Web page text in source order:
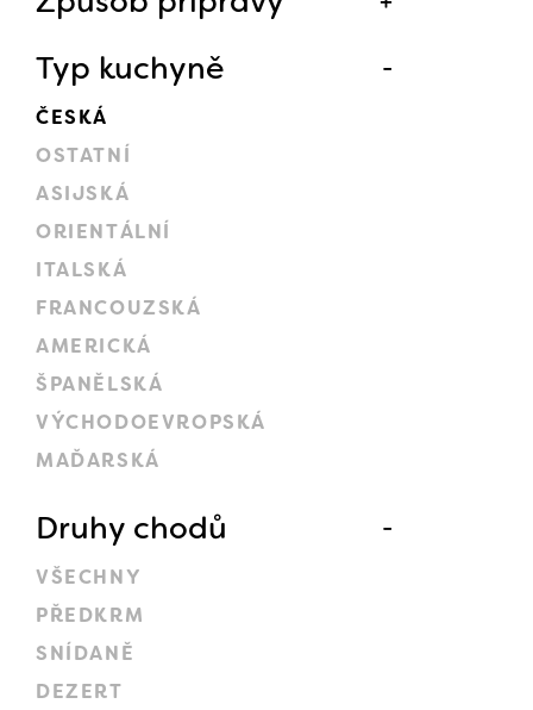
Typ kuchyně
ČESKÁ
OSTATNÍ
ASIJSKÁ
ORIENTÁLNÍ
ITALSKÁ
FRANCOUZSKÁ
AMERICKÁ
ŠPANĚLSKÁ
VÝCHODOEVROPSKÁ
MAĎARSKÁ
Druhy chodů
VŠECHNY
PŘEDKRM
SNÍDANĚ
DEZERT